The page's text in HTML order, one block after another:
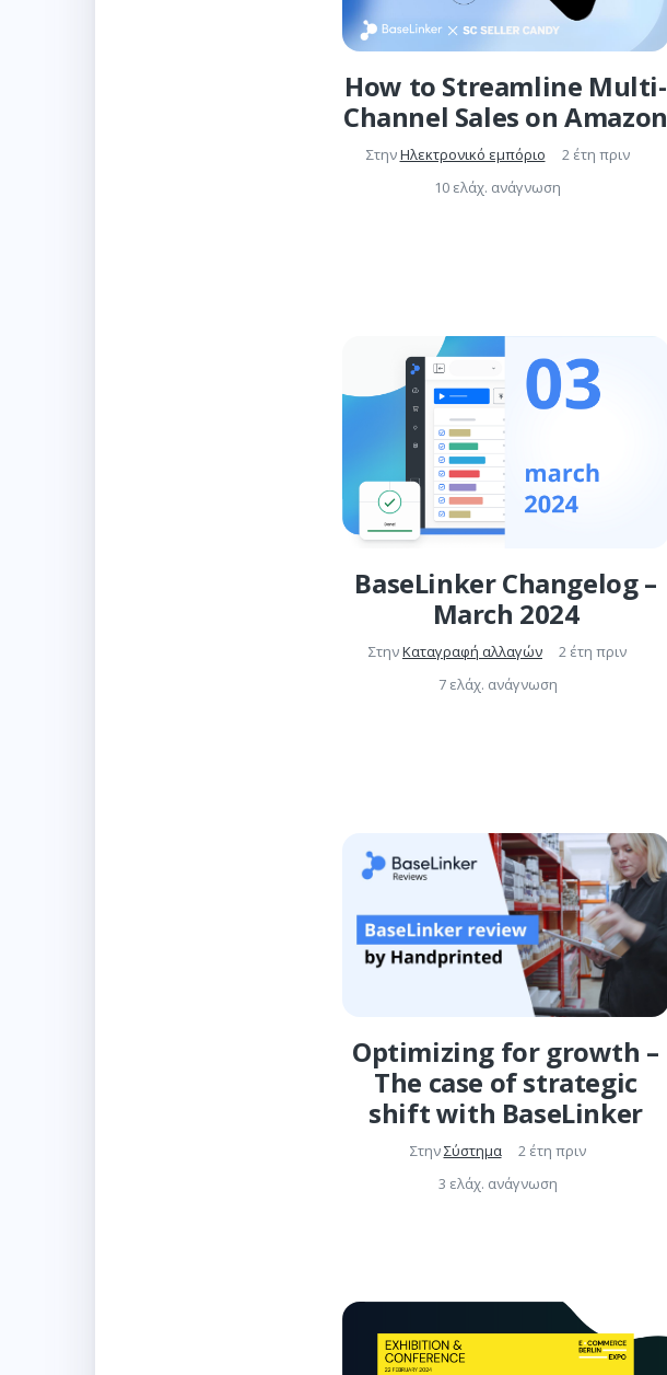
How to Streamline Multi-
Channel Sales on Amazon
ΣτηνΗλεκτρονικό εμπόριο
2 έτη πριν
10 ελάχ. ανάγνωση
BaseLinker Changelog –
March 2024
ΣτηνΚαταγραφή αλλαγών
2 έτη πριν
7 ελάχ. ανάγνωση
Optimizing for growth –
The case of strategic
shift with BaseLinker
ΣτηνΣύστημα
2 έτη πριν
3 ελάχ. ανάγνωση